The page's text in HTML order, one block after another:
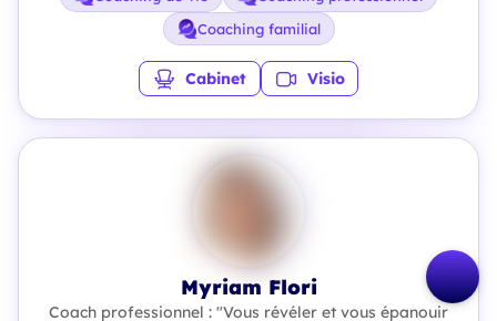
Coaching familial
Cabinet Visio
Myriam Flori
Coach professionnel : "Vous révéler et vous épanouir